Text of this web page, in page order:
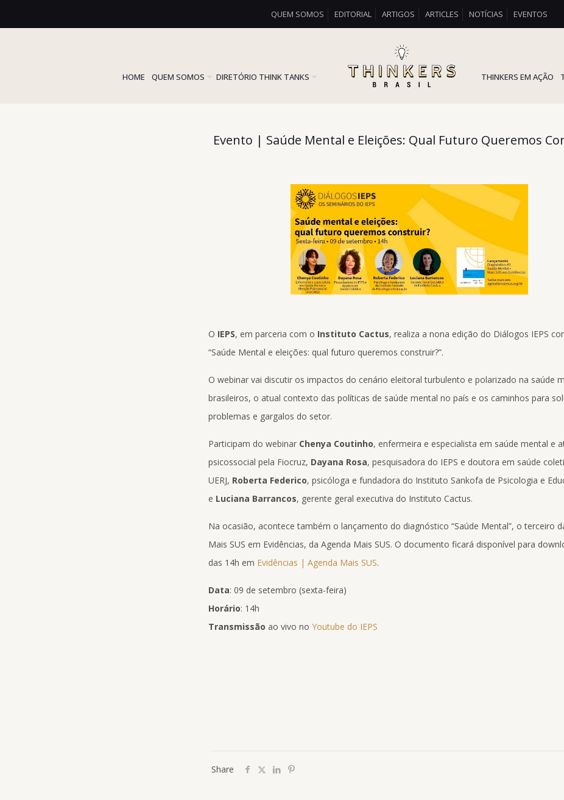
QUEM SOMOS EDITORIAL ARTIGOS ARTICLES NOTÍCIAS EVENTOS
HOME QUEM SOMOS DIRETÓRIO THINK TANKS THINKERS EM AÇÃO
Evento | Saúde Mental e Eleições: Qual Futuro Queremos
O IEPS, em parceria com o Instituto Cactus, realiza a nona edição do Diálogos IEPS
“Saúde Mental e eleições: qual futuro queremos construir?”.
O webinar vai discutir os impactos do cenário eleitoral turbulento e polarizado na saúde
brasileiros, o atual contexto das políticas de saúde mental no país e os caminhos para
problemas e gargalos do setor.
Participam do webinar Chenya Coutinho, enfermeira e especialista em saúde mental e
psicossocial pela Fiocruz, Dayana Rosa, pesquisadora do IEPS e doutora em saúde
UERJ, Roberta Federico, psicóloga e fundadora do Instituto Sankofa de Psicologia e
e Luciana Barrancos, gerente geral executiva do Instituto Cactus.
Na ocasião, acontece também o lançamento do diagnóstico “Saúde Mental”, o terceiro
Mais SUS em Evidências, da Agenda Mais SUS. O documento ficará disponível para
das 14h em Evidências | Agenda Mais SUS.
Data: 09 de setembro (sexta-feira)
Horário: 14h
Transmissão ao vivo no Youtube do IEPS
Share